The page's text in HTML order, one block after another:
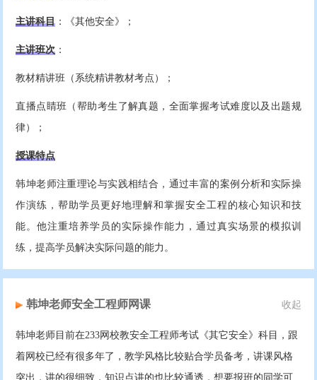
主讲科目 ：《其他安全》；
主讲班次 ：
教材精讲班（系统精讲教材考点）；
直播点睛班（帮助考生了解真题，全面掌握考试难度以及出题规
律）；
授课特点
韩坤老师注重理论与实践相结合，通过丰富的案例分析和实际操
作演练，帮助学员更好地理解和掌握安全工程的核心知识和技
能。他注重培养学员的实际操作能力，通过真实场景的模拟训
练，提高学员解决实际问题的能力。
韩坤老师安全工程师网课 收起
韩坤老师目前在233网校教安全工程师考试《其它安全》科目，跟
着网校已经有很多年了，教学风格比较贴合学员备考，讲课风格
突出，讲的很细致，知识点讲的也比较通透，想要报班的同学可